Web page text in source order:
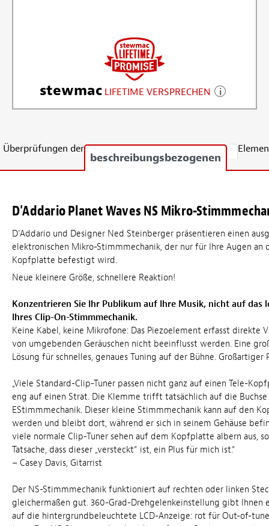
stewmac LIFETIME VERSPRECHEN
Überprüfungen der
beschreibungsbezogenen
D'Addario Planet Waves NS Mikro-
D'Addario und Designer Ned Steinberger präsentieren einen
elektronischen Mikro-Stimmmechanik, der nur für Ihre Augen an
Kopfplatte befestigt wird.
Neue kleinere Größe, schnellere Reaktion!
Konzentrieren Sie Ihr Publikum auf Ihre Musik, nicht auf das
Ihres Clip-On-Stimmmechanik.
Keine Kabel, keine Mikrofone: Das Piezoelement erfasst direkte
von umgebenden Geräuschen nicht beeinflusst werden. Eine
Lösung für schnelles, genaues Tuning auf der Bühne. Großartiger
„Viele Standard-Clip-Tuner passen nicht ganz auf einen Tele-
eng auf einen Strat. Die Klemme trifft tatsächlich auf die
EStimmmechanik. Dieser kleine Stimmmechanik kann auf den
werden und bleibt dort, während er sich in seinem Gehäuse
viele normale Clip-Tuner sehen auf dem Kopfplatte albern aus,
Tatsache, dass dieser „versteckt“ ist, ein Plus für mich ist.“
– Casey Davis, Gitarrist
Der NS-Stimmmechanik funktioniert auf rechten oder linken
gleichermaßen gut. 360-Grad-Drehgelenkeinstellung gibt Ihnen
auf die hintergrundbeleuchtete LCD-Anzeige: rot für Out-of-